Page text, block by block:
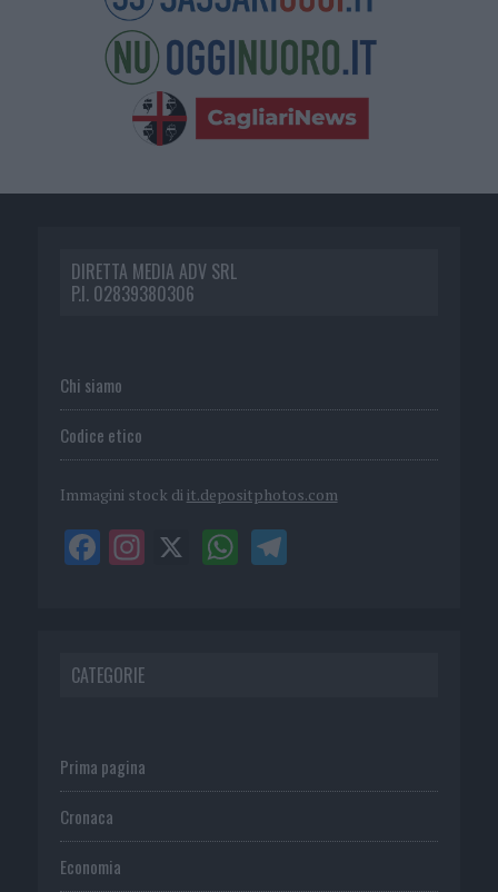
DIRETTA MEDIA ADV SRL
P.I. 02839380306
Chi siamo
Codice etico
Immagini stock di it.depositphotos.com
CATEGORIE
Prima pagina
Cronaca
Economia